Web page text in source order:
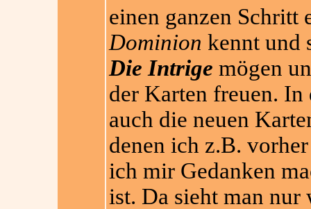
einen ganzen Schritt
Dominion kennt und
Die Intrige mögen
der Karten freuen. In
auch die neuen
denen ich z.B.
ich mir Gedanken
ist. Da sieht man